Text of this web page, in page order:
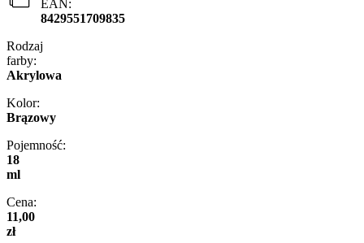
EAN:
8429551709835
Rodzaj
farby:
Akrylowa
Kolor:
Brązowy
Pojemność:
18
ml
Cena:
11,00
zł